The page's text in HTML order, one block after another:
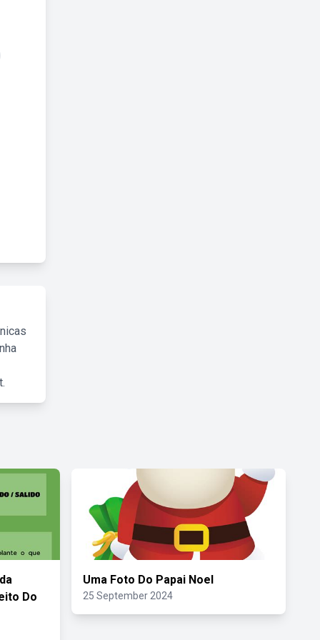
Do
Uma Foto Do Papai Noel
25 September 2024